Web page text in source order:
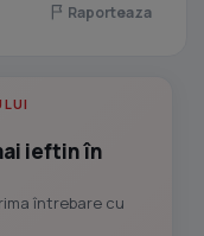
Raporteaza
ieftin în
întrebare cu